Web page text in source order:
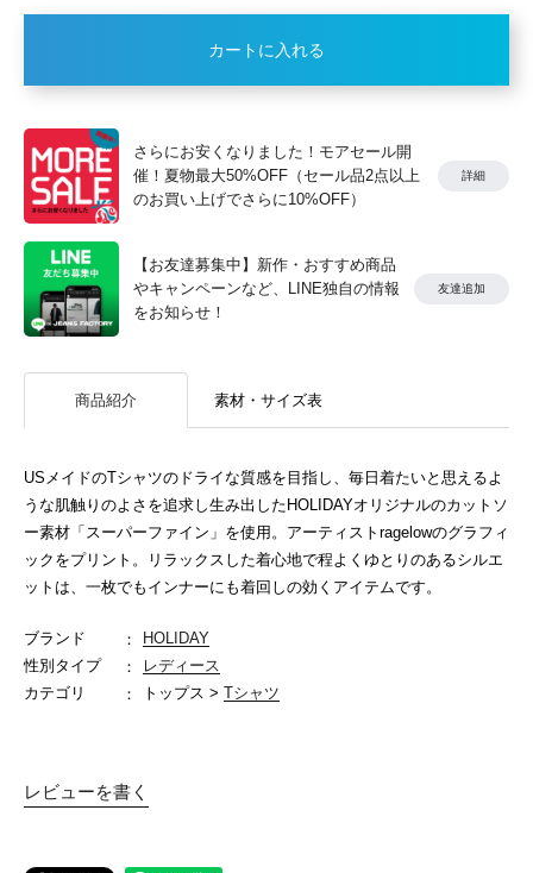
カートに入れる
さらにお安くなりました！モアセール開
催！夏物最大50%OFF（セール品2点以上
のお買い上げでさらに10%OFF）
詳細
【お友達募集中】新作・おすすめ商品
やキャンペーンなど、LINE独自の情報
をお知らせ！
友達追加
商品紹介 素材・サイズ表
USメイドのTシャツのドライな質感を目指し、毎日着たいと思えるよ
うな肌触りのよさを追求し生み出したHOLIDAYオリジナルのカットソ
ー素材「スーパーファイン」を使用。アーティストragelowのグラフィ
ックをプリント。リラックスした着心地で程よくゆとりのあるシルエ
ットは、一枚でもインナーにも着回しの効くアイテムです。
ブランド
HOLIDAY
性別タイプ
レディース
カテゴリ
トップス > Tシャツ
レビューを書く